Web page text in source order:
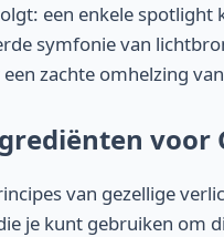
een enkele
symfonie van
zachte omhelzing
voor
van gezellige
je kunt gebruiken om